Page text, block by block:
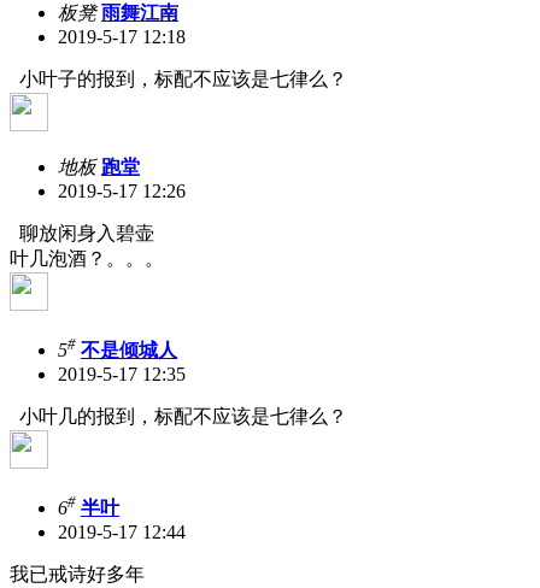
板凳 雨舞江南
2019-5-17 12:18
小叶子的报到，标配不应该是七律么？
地板 跑堂
2019-5-17 12:26
聊放闲身入碧壶
叶几泡酒？。。。
5# 不是倾城人
2019-5-17 12:35
小叶几的报到，标配不应该是七律么？
6# 半叶
2019-5-17 12:44
我已戒诗好多年